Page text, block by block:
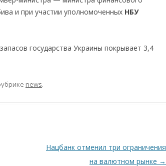
и при участии уполномоченных НБУ
государства Украины покрывает 3,4
news.
Нацбанк отменил три ограничения
на валютном рынке →